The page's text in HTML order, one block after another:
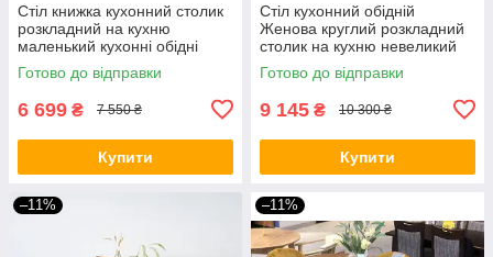
Стіл книжка кухонний столик
розкладний на кухню
маленький кухонні обідні
столи для кухні Лілія
Готово до відправки
6 699 ₴ 7 550 ₴
Купити
Стіл кухонний обідній
Женова круглий розкладний
столик на кухню невеликий
дерев’яний сучасний стіл для
кухні та їдальні
Готово до відправки
9 145 ₴ 10 300 ₴
Купити
–11% –11%